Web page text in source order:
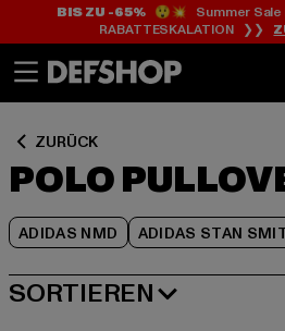
Zum
Zum
BIS ZU -65%😲💥 Summer Sale
RABATTESKALATION ❯❯
ZURÜCK
POLO
ADIDAS NMD ADIDAS STAN
Zum
SORTIEREN
BELIEBTESTE